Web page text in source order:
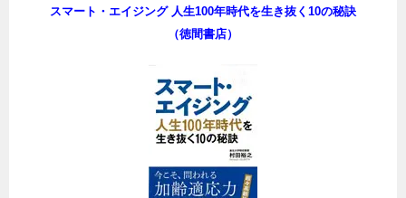
スマート・エイジング 人生100年時代を生き抜く10の秘訣
（徳間書店）